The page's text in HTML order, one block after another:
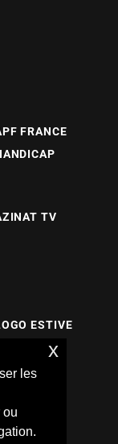
FRANCE
TV
ESTIVE
les
ou
x